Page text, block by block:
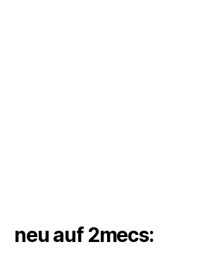
neu auf 2mecs: